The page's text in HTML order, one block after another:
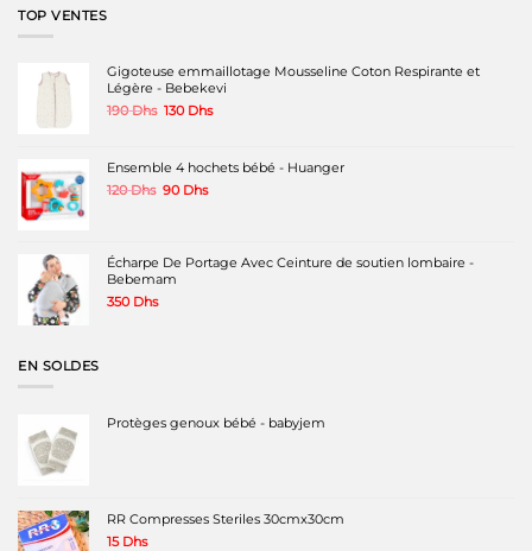
TOP VENTES
Gigoteuse emmaillotage Mousseline Coton Respirante et
Légère - Bebekevi
190Dhs Le
était :
190 Dhs.
130 DhsLe
est :
130 Dhs.
Ensemble 4 hochets bébé - Huanger
120Dhs Le
120 Dhs.
90 DhsLe
90 Dhs.
Écharpe De Portage Avec Ceinture de soutien lombaire -
Bebemam
350 Dhs
EN SOLDES
Protèges genoux bébé - babyjem
RR Compresses Steriles 30cmx30cm
15 Dhs